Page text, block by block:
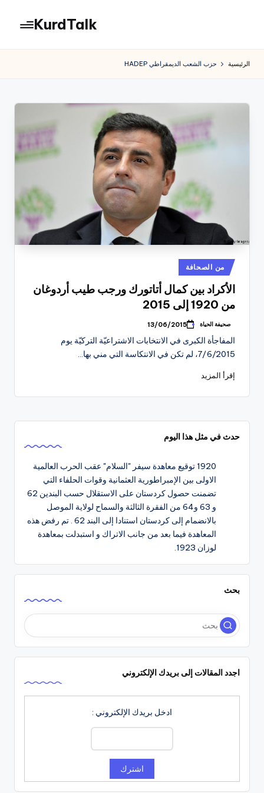
المحتوى
KurdTalk
الرئيسية حزب الشعب الديمقراطي HADEP
نُشر
في
من الصحافة
الأكراد بين كمال أتاتورك ورجب طيب أردوغان
من 1920 إلى 2015
تمّ
بواسطة
صحيفة الحياة 13/06/2015
المفاجأة الكبرى في الانتخابات الاشتراعيّة التركيّة يوم
7/6/2015، لم تكن في الانتكاسة التي مني بها…
إقرأ المزيد
حدث في مثل هذا اليوم
1920 توقيع معاهدة سيفر "السلام" عقب الحرب العالمية
الاولى بين الإمبراطورية العثمانية وقوات الحلفاء التي
تضمنت حصول كردستان على الاستقلال حسب البندين 62
و 63 و64 من الفقرة الثالثة والسماح لولاية الموصل
بالانضمام إلى كردستان استنادا إلى البند 62 . تم رفض هذه
المعاهدة فيما بعد من جانب الاتراك و استبدلت بمعاهدة
لوزان 1923.
بحث
اجدد المقالات إلى بريدك الإلكتروني
ادخل بريدك الإلكتروني :